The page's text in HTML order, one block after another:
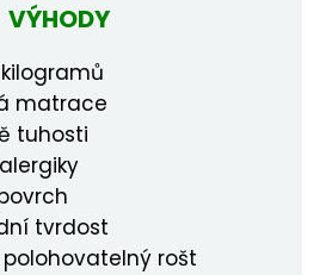
VÝHODY
matrace
tuhosti
tvrdost
rošt